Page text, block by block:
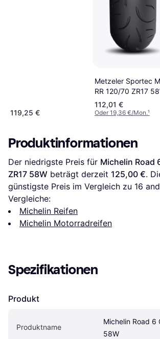
119,25 €
Metzeler Sportec
RR 120/70 ZR17
112,01 €
Oder 19,36 €/Mon.¹
Produktinformationen
Der niedrigste Preis für Michelin Road
ZR17 58W beträgt derzeit 125,00 €.
günstigste Preis im Vergleich zu 16
Vergleiche:
Michelin Reifen
Michelin Motorradreifen
Spezifikationen
Produkt
Produktname
Michelin Road 6
58W